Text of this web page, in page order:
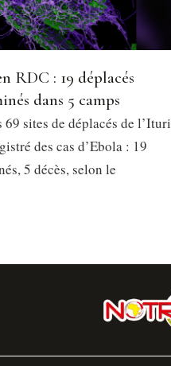
RDC : 19 déplacés
dans 5 camps
69 sites de déplacés de l’Ituri
des cas d’Ebola : 19
5 décès, selon le